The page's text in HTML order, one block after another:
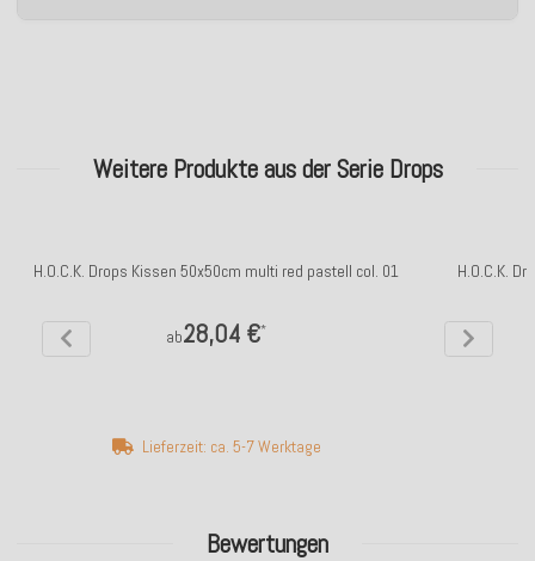
Bewertungen
Weitere Produkte aus der Serie Drops
H.O.C.K. Drops Kissen 50x50cm multi red pastell col. 01
ab28,04 €*
Lieferzeit: ca. 5-7 Werktage
H.O.C.K.